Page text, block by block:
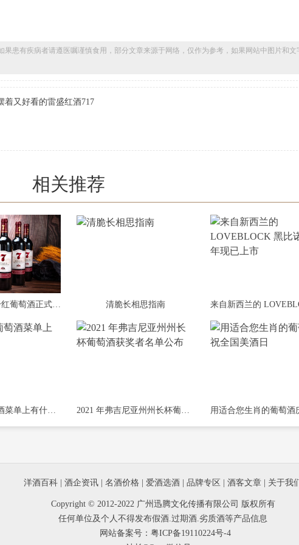
患有疾病者请遵医嘱谨慎食用，部分文章来源于网络，仅作为参考，如果网站中图片和文
着又好看的雷盛红酒717
相关推荐
洒派·北山7号干红葡萄酒正式发布 清脆长相思指南
2021 年的葡萄酒菜单上有什么？
洋酒百科 | 酒企资讯 | 名酒价格 | 爱酒选酒 | 品牌专区 | 酒客文章 | 关于我
Copyright © 2012-2022 广州迅腾文化传播有限公司 版权所有
任何单位及个人不得发布假酒.过期酒.劣质酒等产品信息
网站备案号： 粤ICP备19110224号-4